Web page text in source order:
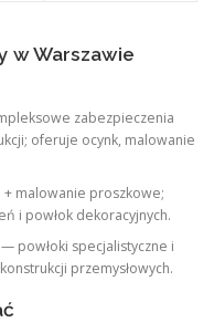
w Warszawie
zabezpieczenia
oferuje ocynk, malowanie
malowanie proszkowe;
i powłok dekoracyjnych.
— powłoki specjalistyczne i
przemysłowych.